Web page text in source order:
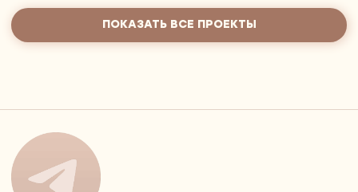
О студии
Отзывы
Реквизиты
БЛОГ
САЙТА
ИП Суконцев Дмитрий Алексеевич
ИНН 550717455085, ОГРНИП 318774600577271
info@newform.studio
ПОЛИТИКА КОНФИДЕНЦИАЛЬНОСТИ